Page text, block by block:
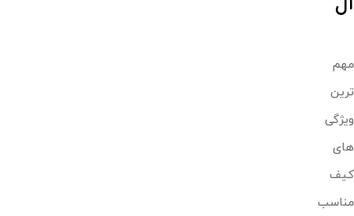
مهم
ترین
ویژگی
های
کیف
مناسب